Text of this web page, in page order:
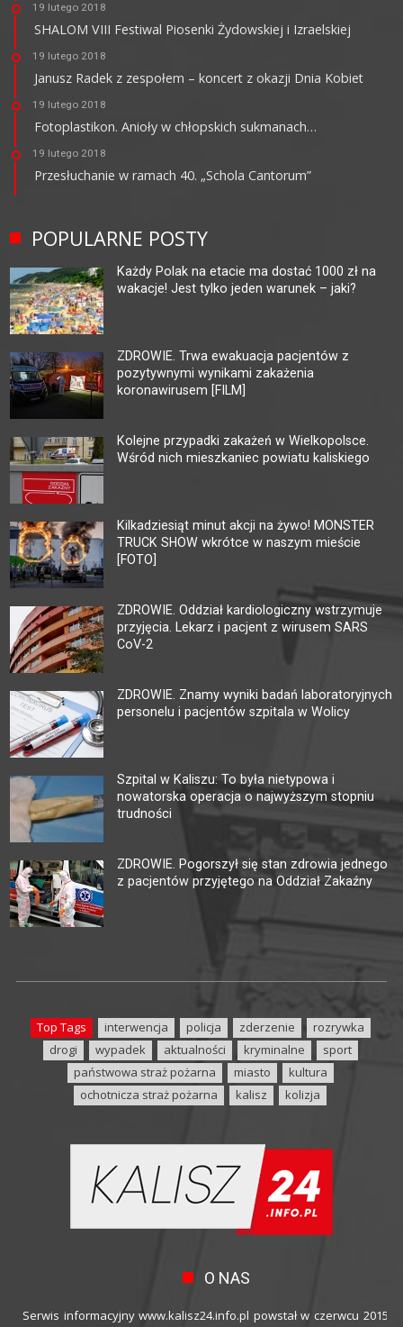
19 lutego 2018
SHALOM VIII Festiwal Piosenki Żydowskiej i Izraelskiej
19 lutego 2018
Janusz Radek z zespołem – koncert z okazji Dnia Kobiet
19 lutego 2018
Fotoplastikon. Anioły w chłopskich sukmanach…
19 lutego 2018
Przesłuchanie w ramach 40. „Schola Cantorum”
POPULARNE POSTY
Każdy Polak na etacie ma dostać 1000 zł na
wakacje! Jest tylko jeden warunek – jaki?
ZDROWIE. Trwa ewakuacja pacjentów z
pozytywnymi wynikami zakażenia
koronawirusem [FILM]
Kolejne przypadki zakażeń w Wielkopolsce.
Wśród nich mieszkaniec powiatu kaliskiego
Kilkadziesiąt minut akcji na żywo! MONSTER
TRUCK SHOW wkrótce w naszym mieście
[FOTO]
ZDROWIE. Oddział kardiologiczny wstrzymuje
przyjęcia. Lekarz i pacjent z wirusem SARS
CoV-2
ZDROWIE. Znamy wyniki badań laboratoryjnych
personelu i pacjentów szpitala w Wolicy
Szpital w Kaliszu: To była nietypowa i
nowatorska operacja o najwyższym stopniu
trudności
ZDROWIE. Pogorszył się stan zdrowia jednego
z pacjentów przyjętego na Oddział Zakaźny
Top Tags interwencja policja zderzenie
rozrywka
drogi
wypadek aktualności kryminalne
sport
państwowa straż pożarna
miasto
kultura
ochotnicza straż pożarna
kalisz kolizja
O NAS
Serwis informacyjny www.kalisz24.info.pl powstał w czerwcu 2015